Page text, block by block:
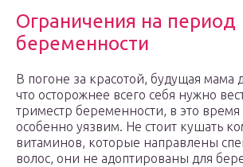
Ограничения на период
беременности
В погоне за красотой, будущая мама
что осторожнее всего себя нужно
триместр беременности, в это
особенно уязвим. Не стоит кушать
витаминов, которые направлены
волос, они не адоптированы для